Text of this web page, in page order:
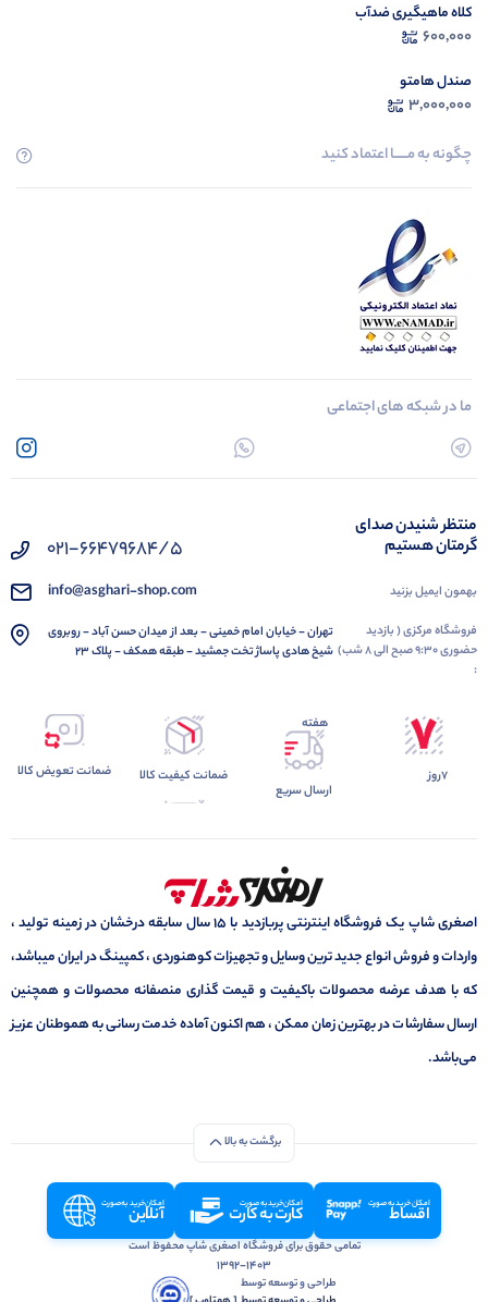
کلاه ماهیگیری ضدآب
600,000
صندل هامتو
3,000,000
چگونه به مــــــا اعتماد کنید
ما در شبکه های اجتماعی
منتظر شنیدن صدای
گرمتان هستیم
بهمون ایمیل بزنید
فروشگاه مرکزی ( بازدید
حضوری 9:30 صبح الی 8 شب)
:
021-66479684/5
info@asghari-shop.com
تهران - خیابان امام خمینی - بعد از میدان حسن آباد - روبروی
شیخ هادی پاساژ تخت جمشید - طبقه همکف - پلاک 23
7روز
هفته
ارسال سریع
ضمانت کیفیت کالا ضمانت تعویض کالا
اصغری شاپ یک فروشگاه اینترنتی پربازدید با 15 سال سابقه درخشان در زمینه تولید ،
واردات و فروش انواع جدید ترین وسایل و تجهیزات کوهنوردی ، کمپینگ در ایران میباشد،
که با هدف عرضه محصولات باکیفیت و قیمت گذاری منصفانه محصولات و همچنین
ارسال سفارشات در بهترین زمان ممکن ، هم اکنون آماده خدمت رسانی به هموطنان عزیز
می‌باشد.
برگشت به بالا
امکان خرید به صورت
اقساط امکان خرید به صورت
کارت به کارت امکان خرید به صورت
آنلاین
تمامی حقوق برای فروشگاه اصغری شاپ محفوظ است
1392-1403
طراحی و توسعه توسط